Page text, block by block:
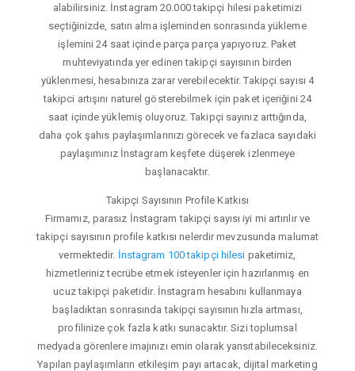
alabilirsiniz. İnstagram 20.000 takipçi hilesi paketimizi
seçtiğinizde, satın alma işleminden sonrasında yükleme
işlemini 24 saat içinde parça parça yapıyoruz. Paket
muhteviyatında yer edinen takipçi sayısının birden
yüklenmesi, hesabınıza zarar verebilecektir. Takipçi sayısı 4
takipci artışını naturel gösterebilmek için paket içeriğini 24
saat içinde yüklemiş oluyoruz. Takipçi sayınız arttığında,
daha çok şahıs paylaşımlarınızı görecek ve fazlaca sayıdaki
paylaşımınız İnstagram keşfete düşerek izlenmeye
başlanacaktır.
Takipçi Sayısının Profile Katkısı
Firmamız, parasız İnstagram takipçi sayısı iyi mi artırılır ve
takipçi sayısının profile katkısı nelerdir mevzusunda malumat
vermektedir. İnstagram 100 takipçi hilesi paketimiz,
hizmetleriniz tecrübe etmek isteyenler için hazırlanmış en
ucuz takipçi paketidir. İnstagram hesabını kullanmaya
başladıktan sonrasında takipçi sayısının hızla artması,
profilinize çok fazla katkı sunacaktır. Sizi toplumsal
medyada görenlere imajınızı emin olarak yansıtabileceksiniz.
Yapılan paylaşımların etkileşim payı artacak, dijital marketing